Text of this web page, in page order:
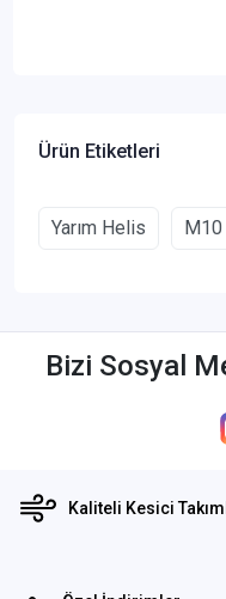
Ürün Etiketleri
Yarım Helis M10
Bizi Sosyal
Kaliteli Kesici